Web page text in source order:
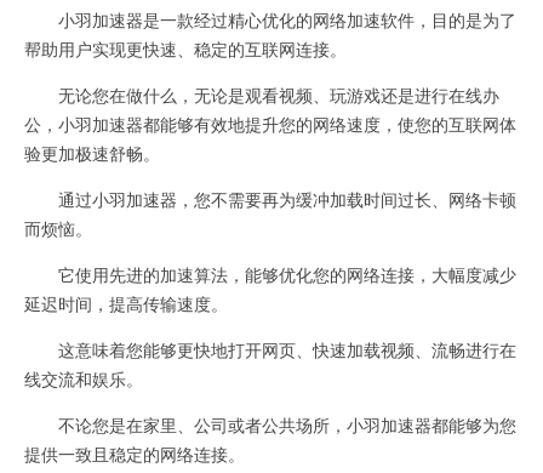
小羽加速器是一款经过精心优化的网络加速软件，目的是为了
帮助用户实现更快速、稳定的互联网连接。
无论您在做什么，无论是观看视频、玩游戏还是进行在线办
公，小羽加速器都能够有效地提升您的网络速度，使您的互联网体
验更加极速舒畅。
通过小羽加速器，您不需要再为缓冲加载时间过长、网络卡顿
而烦恼。
它使用先进的加速算法，能够优化您的网络连接，大幅度减少
延迟时间，提高传输速度。
这意味着您能够更快地打开网页、快速加载视频、流畅进行在
线交流和娱乐。
不论您是在家里、公司或者公共场所，小羽加速器都能够为您
提供一致且稳定的网络连接。